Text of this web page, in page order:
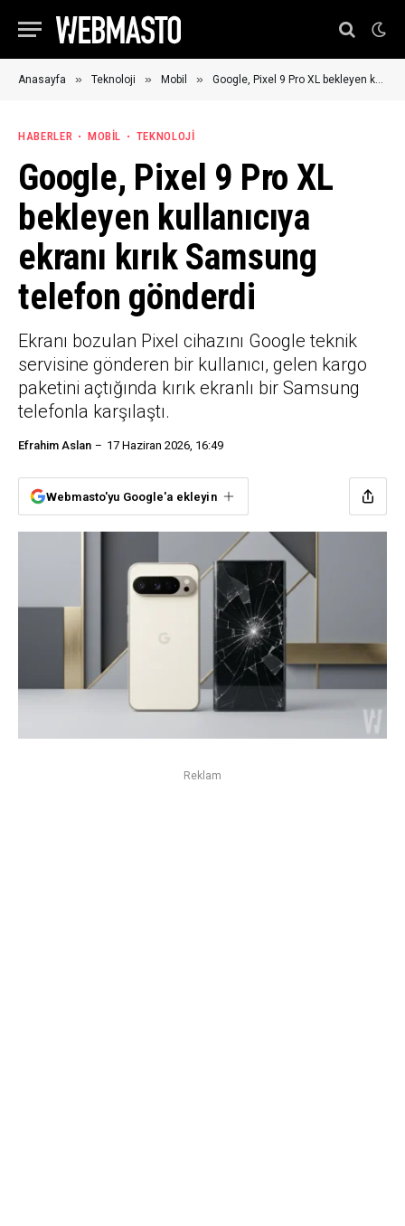
Anasayfa » Teknoloji » Mobil » Google, Pixel 9 Pro XL bekleyen kullanıcıya ekranı kırık Samsung telefon gönderdi
HABERLER MOBIL TEKNOLOJI
Google, Pixel 9 Pro XL
bekleyen kullanıcıya
ekranı kırık Samsung
telefon gönderdi
Ekranı bozulan Pixel cihazını Google teknik
servisine gönderen bir kullanıcı, gelen kargo
paketini açtığında kırık ekranlı bir Samsung
telefonla karşılaştı.
Efrahim Aslan 17 Haziran 2026, 16:49
Webmasto'yu Google'a ekleyin
Reklam